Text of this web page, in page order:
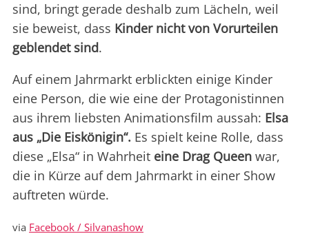
sind, bringt gerade deshalb zum Lächeln, weil
sie beweist, dass Kinder nicht von Vorurteilen
geblendet sind.
Auf einem Jahrmarkt erblickten einige Kinder
eine Person, die wie eine der Protagonistinnen
aus ihrem liebsten Animationsfilm aussah: Elsa
aus „Die Eiskönigin“. Es spielt keine Rolle, dass
diese „Elsa“ in Wahrheit eine Drag Queen war,
die in Kürze auf dem Jahrmarkt in einer Show
auftreten würde.
via Facebook / Silvanashow